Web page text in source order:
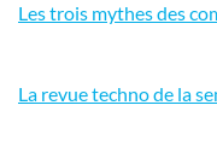
Les trois mythes des
La revue techno de la